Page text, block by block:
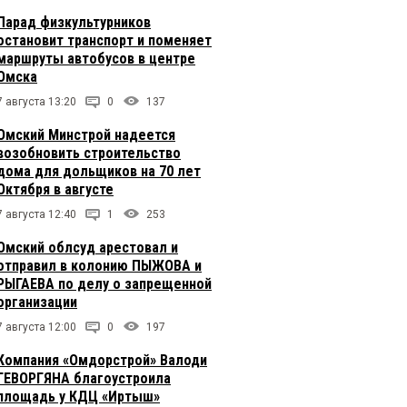
физкультурников
транспорт и поменяет
автобусов в центре
августа 13:20 0 137
Минстрой надеется
строительство
для дольщиков на 70 лет
в августе
августа 12:40 1 253
облсуд арестовал и
в колонию ПЫЖОВА и
по делу о запрещенной
августа 12:00 0 197
«Омдорстрой» Валоди
благоустроила
у КДЦ «Иртыш»